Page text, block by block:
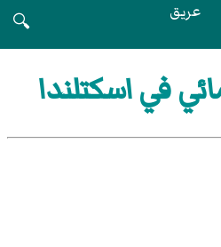
عريق
🔍
في اسكتلندا